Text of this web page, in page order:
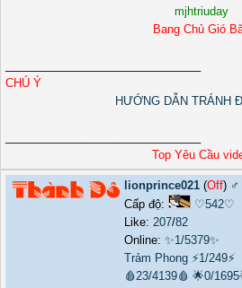
mjhtriuday
Bang Chủ Gió
CHÚ Ý
HƯỚNG DẪN TRÁNH
Top Yêu Cầu
lionprince021 (Off) ♂️
Cấp độ:
♡542♡
Like: 207/82
Online: ✨1/5379✨
Trảm Phong ⚡1/249⚡
🩸23/4139🩸 🌟0/